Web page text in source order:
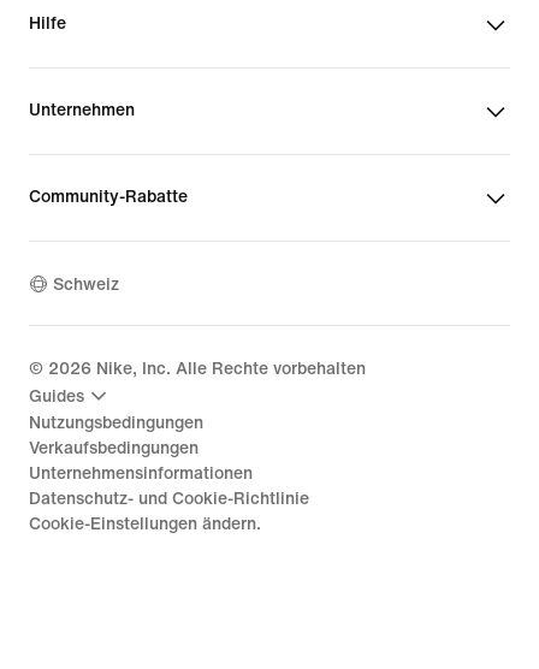
Hilfe
Unternehmen
Community-Rabatte
Schweiz
© 2026 Nike, Inc. Alle Rechte vorbehalten
Guides
Nutzungsbedingungen
Verkaufsbedingungen
Unternehmensinformationen
Datenschutz- und Cookie-Richtlinie
Cookie-Einstellungen ändern.